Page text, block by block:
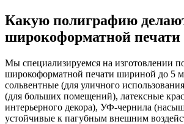
Какую полиграфию
широкоформатной печати
Мы специализируемся на изготовлении
широкоформатной печати шириной до 5
сольвентные (для уличного
(для больших помещений), латексные
интерьерного декора), УФ-чернила
устойчивые к пагубным внешним